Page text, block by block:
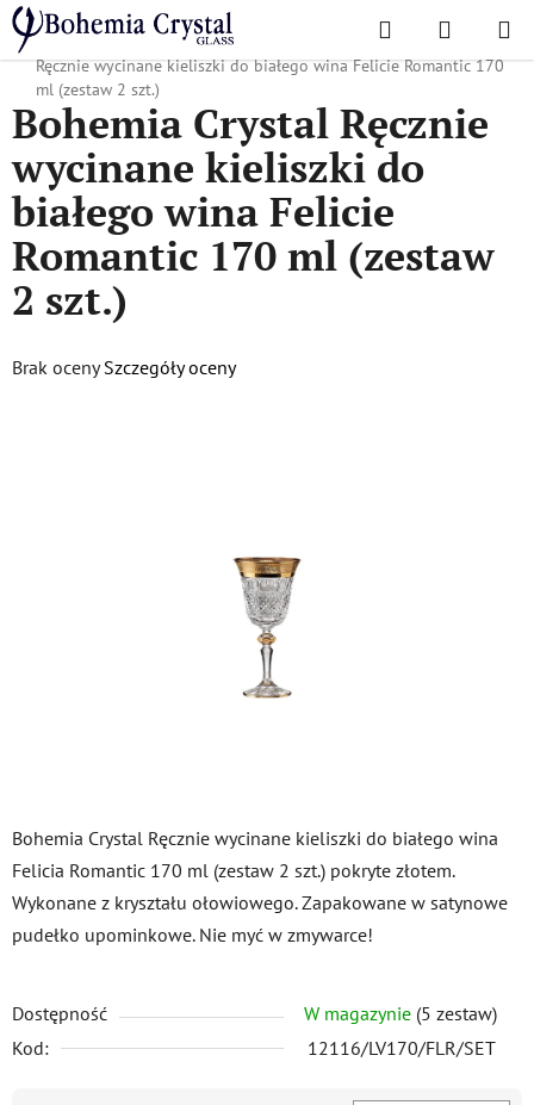
Przejść
do
treści
Szukaj KOSZYK
Home
/ Popularne kolekcje / Felicja Romantyczna
Bohemia Crystal
Ręcznie wycinane kieliszki do białego wina Felicie Romantic 170
ml (zestaw 2 szt.)
Bohemia Crystal Ręcznie wycinane kieliszki do białego wina
Felicia Romantic 170 ml (zestaw 2 szt.) pokryte złotem.
Wykonane z kryształu ołowiowego. Zapakowane w satynowe
pudełko upominkowe. Nie myć w zmywarce!
Dostępność W magazynie (5 zestaw)
Kod:
12116/LV170/FLR/SET
Bohemia Crystal Ręcznie
wycinane kieliszki do
białego wina Felicie
Romantic 170 ml (zestaw
2 szt.)
Średnia
Brak oceny Szczegóły oceny